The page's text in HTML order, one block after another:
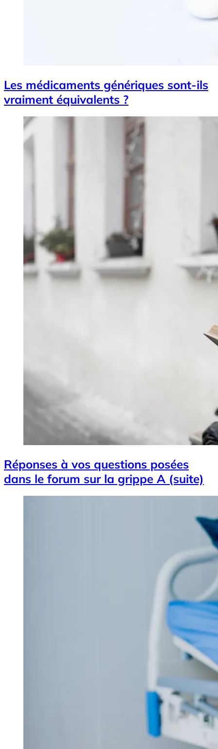
Les médicaments génériques sont-ils
vraiment équivalents ?
Image
Réponses à vos questions posées
dans le forum sur la grippe A (suite)